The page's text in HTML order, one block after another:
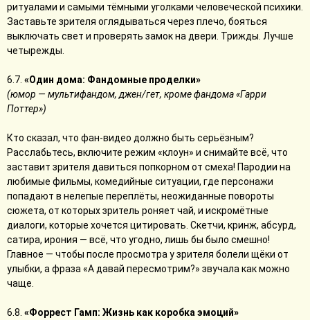
ритуалами и самыми тёмными уголками человеческой психики.
Заставьте зрителя оглядываться через плечо, бояться
выключать свет и проверять замок на двери. Трижды. Лучше
четырежды.
6.7. «Один дома: Фандомные проделки»
(юмор — мультифандом, джен/гет, кроме фандома «Гарри
Поттер»)
Кто сказал, что фан-видео должно быть серьёзным?
Расслабьтесь, включите режим «клоун» и снимайте всё, что
заставит зрителя давиться попкорном от смеха! Пародии на
любимые фильмы, комедийные ситуации, где персонажи
попадают в нелепые переплёты, неожиданные повороты
сюжета, от которых зритель роняет чай, и искромётные
диалоги, которые хочется цитировать. Скетчи, кринж, абсурд,
сатира, ирония — всё, что угодно, лишь бы было смешно!
Главное — чтобы после просмотра у зрителя болели щёки от
улыбки, а фраза «А давай пересмотрим?» звучала как можно
чаще.
6.8. «Форрест Гамп: Жизнь как коробка эмоций»